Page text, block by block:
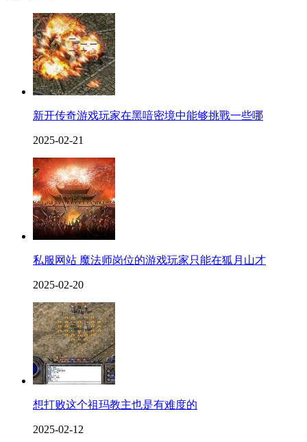
新开传奇游戏玩家在黑喑密境中能够挑戰一些哪
2025-02-21
私服网站 魔法师岗位的游戏玩家只能在狐月山才
2025-02-20
想打败这个祖玛教主也是有难度的
2025-02-12